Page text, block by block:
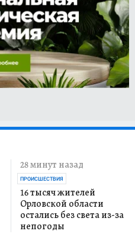
28 минут назад
ПРОИСШЕСТВИЯ
16 тысяч жителей
Орловской области
остались без света из-за
непогоды